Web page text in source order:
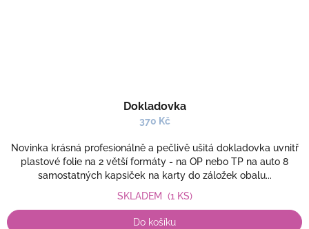
Dokladovka
370 Kč
Novinka krásná profesionálně a pečlivě ušitá dokladovka uvnitř
plastové folie na 2 větší formáty - na OP nebo TP na auto 8
samostatných kapsiček na karty do záložek obalu...
SKLADEM (1 KS)
Do košíku